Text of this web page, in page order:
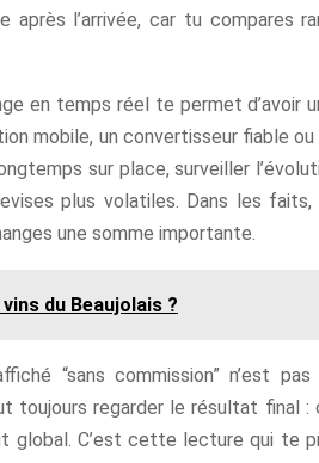
après l’arrivée, car tu compares
en temps réel te permet d’avoir
mobile, un convertisseur fiable ou
sur place, surveiller
plus volatiles. Dans les faits,
une somme importante.
du Beaujolais ?
“sans commission” n’est
toujours regarder le résultat final :
global. C’est cette lecture qui te